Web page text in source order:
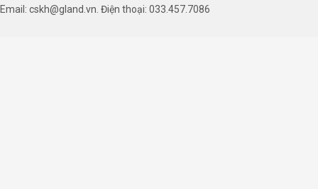
Email: cskh@gland.vn. Điện thoại: 033.457.7086